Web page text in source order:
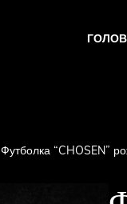
Футболка “CHOSEN”